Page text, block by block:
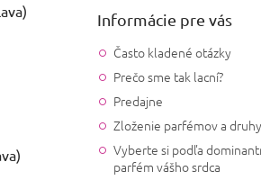
Informácie pre vás
Často kladené otázky
Prečo sme tak lacní?
Predajne
Zloženie parfémov a
Vyberte si podľa
parfém vášho srdca